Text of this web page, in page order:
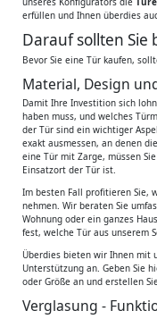
erfüllen und Ihnen überdies
Darauf sollten Sie
Bevor Sie eine Tür kaufen,
Material, Design
Damit Ihre Investition sich
haben muss, und welches
der Tür sind ein wichtiger
exakt ausmessen, an denen
eine Tür mit Zarge, müssen
Einsatzort der Tür ist.
Im besten Fall profitieren Sie,
nehmen. Wir beraten Sie
Wohnung oder ein ganzes
fest, welche Tür aus unserem
Überdies bieten wir Ihnen mit
Unterstützung an. Geben Sie
oder Größe an und erstellen
Verglasung -